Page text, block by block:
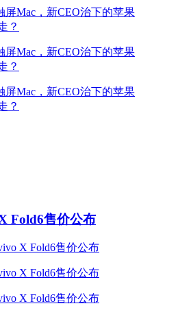
Fold6售价公布